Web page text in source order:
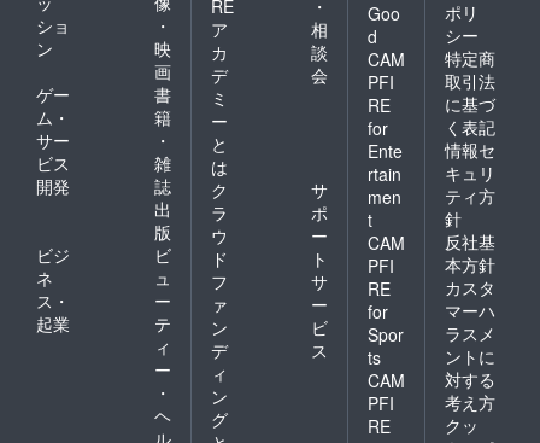
ショ
ン
・
映
画
ゲー
ム・
サー
ビス
開発
書
籍
・
雑
誌
出
版
ビジ
ネ
ス・
起業
ビ
ュ
ー
テ
ィ
ー
・
ヘ
RE
ア
カ
デ
ミ
ー
と
は
・
相
談
会
ク
ラ
ウ
ド
フ
ァ
ン
デ
ィ
ン
グ
サ
ポ
ー
ト
サ
ー
ビ
ス
Goo
d
CAM
PFI
RE
for
Ente
rtain
men
t
CAM
PFI
RE
for
Spor
ts
CAM
PFI
RE
ポリ
シー
特定商
取引法
に基づ
く表記
情報セ
キュリ
ティ方
針
反社基
本方針
カスタ
マーハ
ラスメ
ントに
対する
考え方
クッ